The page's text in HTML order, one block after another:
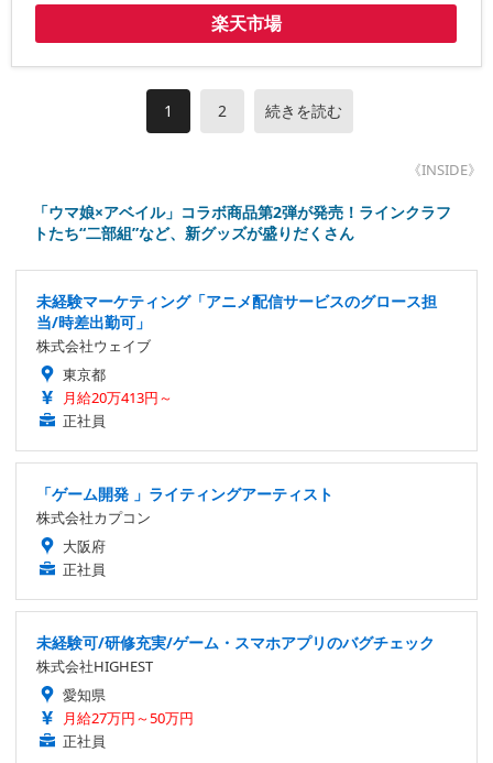
楽天市場
1 2 続きを読む
《INSIDE》
「ウマ娘×アベイル」コラボ商品第2弾が発売！ラインクラフ
トたち“二部組”など、新グッズが盛りだくさん
未経験マーケティング「アニメ配信サービスのグロース担
当/時差出勤可」
株式会社ウェイブ
東京都
月給20万413円～
正社員
「ゲーム開発 」ライティングアーティスト
株式会社カプコン
大阪府
正社員
未経験可/研修充実/ゲーム・スマホアプリのバグチェック
株式会社HIGHEST
愛知県
月給27万円～50万円
正社員